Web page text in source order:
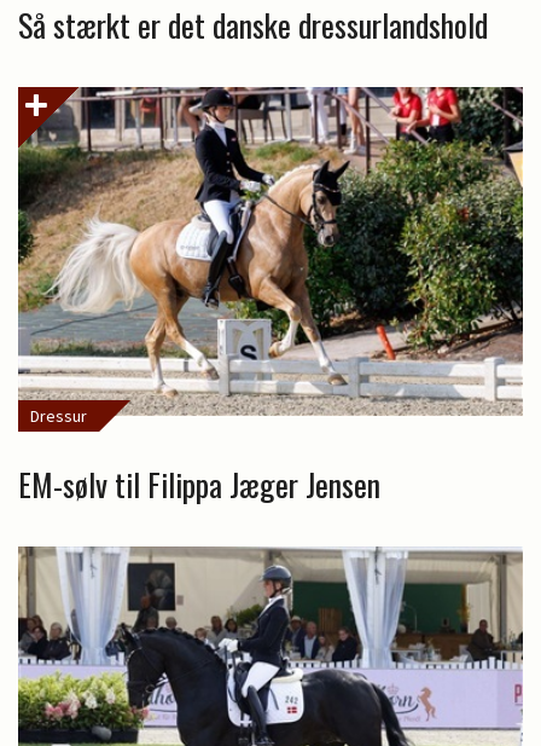
Så stærkt er det danske dressurlandshold
Dressur
EM-sølv til Filippa Jæger Jensen